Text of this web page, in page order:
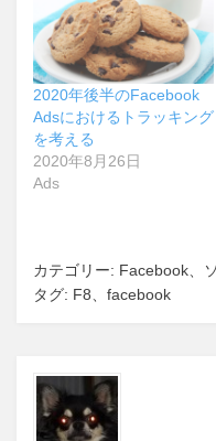
2020年後半のFacebook
Adsにおけるトラッキング
を考える
2020年8月26日
Ads
カテゴリー: Facebook
タグ: F8 facebook